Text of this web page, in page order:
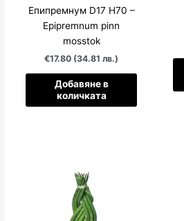
Епипремнум D17 H70 –
Epipremnum pinn
mosstok
€17.80 (34.81 лв.)
Добавяне в
количката